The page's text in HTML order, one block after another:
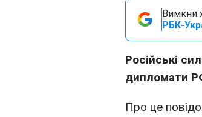
Вимкни
РБК-
Російські
дипломати
Про це